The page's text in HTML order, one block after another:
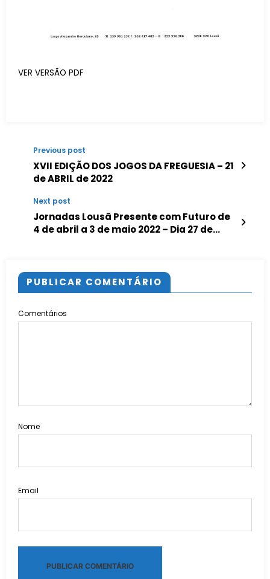
VER VERSÃO PDF
Previous post
XVII EDIÇÃO DOS JOGOS DA FREGUESIA – 21
de ABRIL de 2022
Next post
Jornadas Lousã Presente com Futuro de
4 de abril a 3 de maio 2022 – Dia 27 de
PUBLICAR COMENTÁRIO
Comentários
Nome
Email